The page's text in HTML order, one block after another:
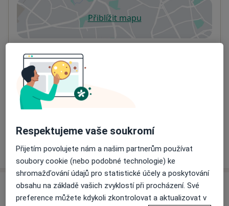
Přiblížit mapuse otevře v nové záložce
Co mám v takové situaci udělat?
Způsoby platby (soukromé návštěvy)
Na teto adrese lékař přijímá pacienty na pojišťovnu
Víceo adrese
Názory
Respektujeme vaše soukromí
Přijetím povolujete nám a našim partnerům používat
soubory cookie (nebo podobné technologie) ke
shromažďování údajů pro statistické účely a poskytování
obsahu na základě vašich zvyklostí při procházení. Své
preference můžete kdykoli zkontrolovat a aktualizovat v